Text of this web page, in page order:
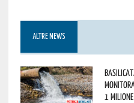
ALTRE NEWS
1